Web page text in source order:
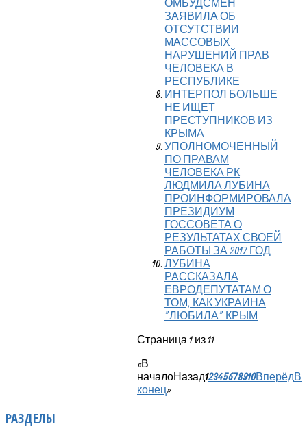
ОМБУДСМЕН
ЗАЯВИЛА ОБ
ОТСУТСТВИИ
МАССОВЫХ
НАРУШЕНИЙ ПРАВ
ЧЕЛОВЕКА В
РЕСПУБЛИКЕ
ИНТЕРПОЛ БОЛЬШЕ
НЕ ИЩЕТ
ПРЕСТУПНИКОВ ИЗ
КРЫМА
УПОЛНОМОЧЕННЫЙ
ПО ПРАВАМ
ЧЕЛОВЕКА РК
ЛЮДМИЛА ЛУБИНА
ПРОИНФОРМИРОВАЛА
ПРЕЗИДИУМ
ГОССОВЕТА О
РЕЗУЛЬТАТАХ СВОЕЙ
РАБОТЫ ЗА 2017 ГОД
ЛУБИНА
РАССКАЗАЛА
ЕВРОДЕПУТАТАМ О
ТОМ, КАК УКРАИНА
"ЛЮБИЛА" КРЫМ
Страница 1 из 11
«В
началоНазад12345678910ВперёдВ
конец»
РАЗДЕЛЫ